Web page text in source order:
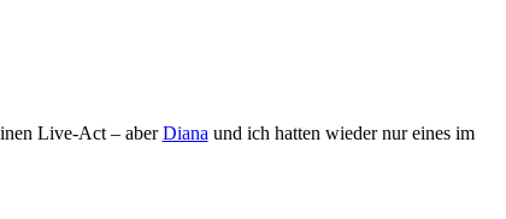
Live-Act – aberDiana und ich hatten wieder nur eines im